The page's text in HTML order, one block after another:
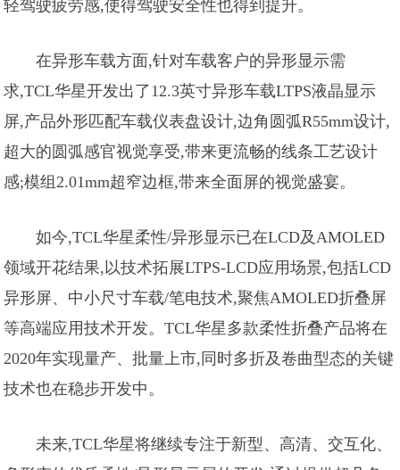
轻驾驶疲劳感,使得驾驶安全性也得到提升。
在异形车载方面,针对车载客户的异形显示需
求,TCL华星开发出了12.3英寸异形车载LTPS液晶显示
屏,产品外形匹配车载仪表盘设计,边角圆弧R55mm设计,
超大的圆弧感官视觉享受,带来更流畅的线条工艺设计
感;模组2.01mm超窄边框,带来全面屏的视觉盛宴。
如今,TCL华星柔性/异形显示已在LCD及AMOLED
领域开花结果,以技术拓展LTPS-LCD应用场景,包括LCD
异形屏、中小尺寸车载/笔电技术,聚焦AMOLED折叠屏
等高端应用技术开发。TCL华星多款柔性折叠产品将在
2020年实现量产、批量上市,同时多折及卷曲型态的关键
技术也在稳步开发中。
未来,TCL华星将继续专注于新型、高清、交互化、